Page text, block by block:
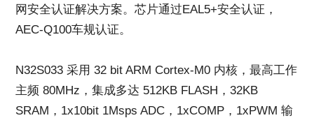
网安全认证解决方案。芯片通过EAL5+安全认证，
AEC-Q100车规认证。
N32S033 采用 32 bit ARM Cortex-M0 内核，最高工作
主频 80MHz，集成多达 512KB FLASH，32KB
SRAM，1x10bit 1Msps ADC，1xCOMP，1xPWM 输